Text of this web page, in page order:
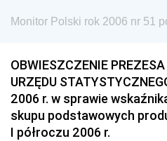
Monitor Polski rok 2006 nr 51
OBWIESZCZENIE
URZĘDU
2006 r. w sprawie
skupu podstawowych
I półroczu 2006 r.